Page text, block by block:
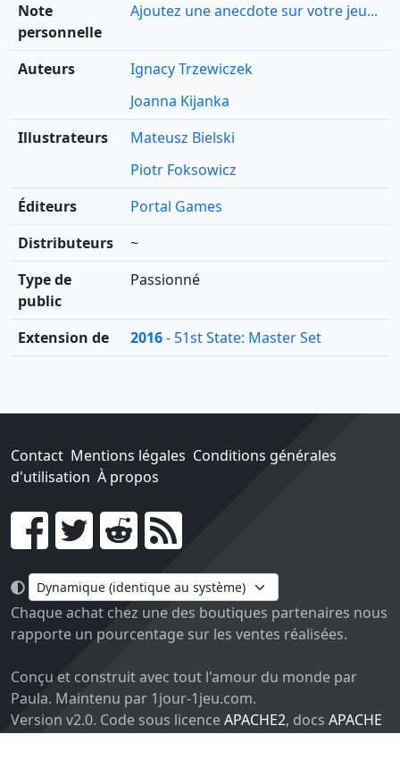
Note
personnelle
Ajoutez une anecdote sur votre jeu...
Auteurs
Ignacy Trzewiczek
Joanna Kijanka
Illustrateurs
Mateusz Bielski
Piotr Foksowicz
Éditeurs
Portal Games
Distributeurs
~
Type de
public
Passionné
Extension de 2016- 51st State: Master Set
Contact Mentions légales Conditions générales
d'utilisation À propos
Go !
Chaque achat chez une des boutiques partenaires nous
rapporte un pourcentage sur les ventes réalisées.
Conçu et construit avec tout l'amour du monde par
Paula. Maintenu par 1jour-1jeu.com.
Version v2.0. Code sous licenceAPACHE2, docs APACHE